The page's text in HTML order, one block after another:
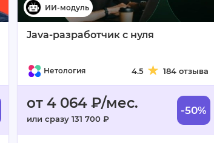
Java-разработчик с нуля
Нетология 4.5 184 отзыва
от 4 064 ₽/мес.
или сразу 131 700 ₽
-50%